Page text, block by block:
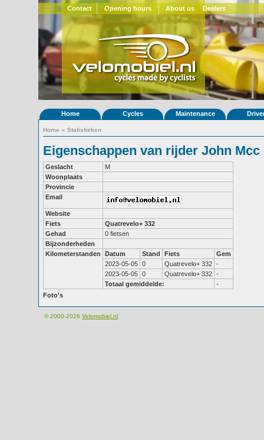
Contact Opening hours About us Dealers
Home Cycles Maintenance
Home » Statistieken
Eigenschappen van rijder John Mcc
Geslacht
M
Woonplaats
Provincie
Email
Website
Fiets
Quatrevelo+ 332
Gehad
0 fietsen
Bijzonderheden
Kilometerstanden
Datum Stand Fiets
Gem
2023-05-05 0 Quatrevelo+ 332 -
2023-05-05 0 Quatrevelo+ 332 -
Totaal gemiddelde:
-
Foto's
© 2000-2026 Velomobiel.nl